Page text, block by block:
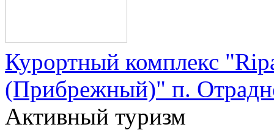
Курортный комплекс
(Прибрежный)" п.
Активный туризм